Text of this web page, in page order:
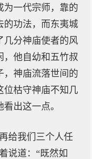
为一代宗师，靠的
的功法，而东夷城
几分神庙使者的风
，他自幼和五竹叔
，神庙流落世间的
位枯守神庙不知几
出这一点。
给我们三个人任
说道：“既然如